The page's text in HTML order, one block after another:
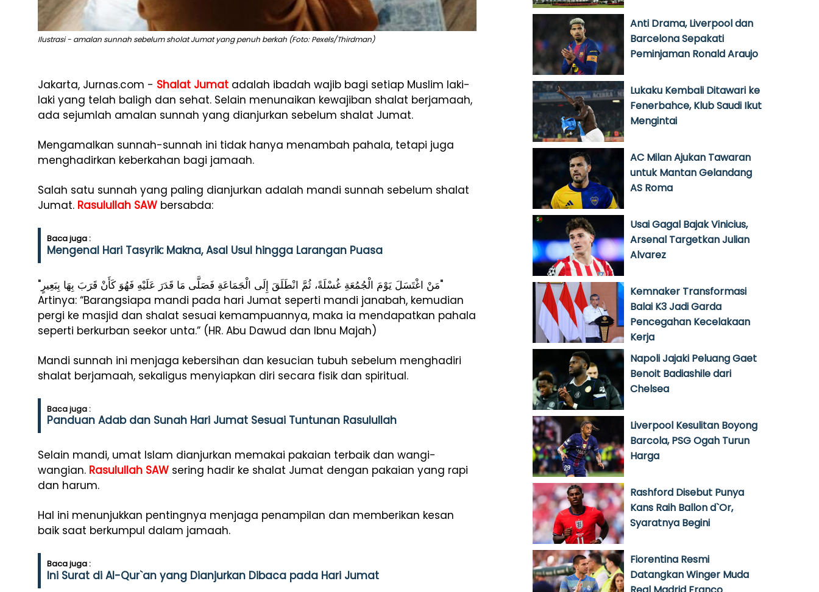
Ilustrasi - amalan sunnah sebelum sholat Jumat yang penuh berkah (Foto: Pexels/Thirdman)
Jakarta, Jurnas.com - Shalat Jumat adalah ibadah wajib bagi setiap Muslim laki-
laki yang telah baligh dan sehat. Selain menunaikan kewajiban shalat berjamaah,
ada sejumlah amalan sunnah yang dianjurkan sebelum shalat Jumat.
Mengamalkan sunnah-sunnah ini tidak hanya menambah pahala, tetapi juga
menghadirkan keberkahan bagi jamaah.
Salah satu sunnah yang paling dianjurkan adalah mandi sunnah sebelum shalat
Jumat. Rasulullah SAW bersabda:
Baca juga :
Mengenal Hari Tasyrik: Makna, Asal Usul hingga Larangan Puasa
"مَنْ اغْتَسَلَ يَوْمَ الْجُمُعَةِ غُسْلَةً، ثُمَّ انْطَلَقَ إِلَى الْجَمَاعَةِ فَصَلَّى مَا قَدَرَ عَلَيْهِ فَهُوَ كَأَنْ قَرَبَ بِهَا بِبَعِيرٍ"
Artinya: “Barangsiapa mandi pada hari Jumat seperti mandi janabah, kemudian
pergi ke masjid dan shalat sesuai kemampuannya, maka ia mendapatkan pahala
seperti berkurban seekor unta.” (HR. Abu Dawud dan Ibnu Majah)
Mandi sunnah ini menjaga kebersihan dan kesucian tubuh sebelum menghadiri
shalat berjamaah, sekaligus menyiapkan diri secara fisik dan spiritual.
Baca juga :
Panduan Adab dan Sunah Hari Jumat Sesuai Tuntunan Rasulullah
Selain mandi, umat Islam dianjurkan memakai pakaian terbaik dan wangi-
wangian. Rasulullah SAW sering hadir ke shalat Jumat dengan pakaian yang rapi
dan harum.
Hal ini menunjukkan pentingnya menjaga penampilan dan memberikan kesan
baik saat berkumpul dalam jamaah.
Baca juga :
Ini Surat di Al-Qur`an yang Dianjurkan Dibaca pada Hari Jumat
Anti Drama, Liverpool dan
Barcelona Sepakati
Peminjaman Ronald Araujo
Lukaku Kembali Ditawari ke
Fenerbahce, Klub Saudi Ikut
Mengintai
AC Milan Ajukan Tawaran
untuk Mantan Gelandang
AS Roma
Usai Gagal Bajak Vinicius,
Arsenal Targetkan Julian
Alvarez
Kemnaker Transformasi
Balai K3 Jadi Garda
Pencegahan Kecelakaan
Kerja
Napoli Jajaki Peluang Gaet
Benoit Badiashile dari
Chelsea
Liverpool Kesulitan Boyong
Barcola, PSG Ogah Turun
Harga
Rashford Disebut Punya
Kans Raih Ballon d`Or,
Syaratnya Begini
Fiorentina Resmi
Datangkan Winger Muda